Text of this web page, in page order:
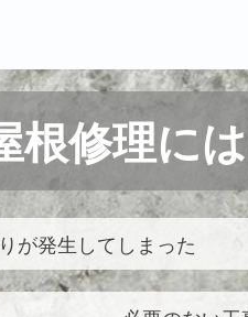
根修理に
が発生してしまった